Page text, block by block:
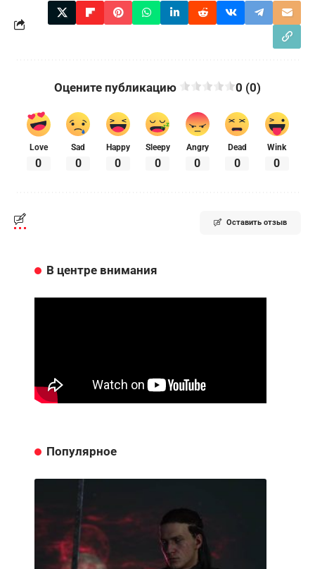
Оцените публикацию 0 (0)
Love
0
Sad
0
Happy
0
Sleepy
0
Angry
0
Dead
0
Wink
0
Оставить отзыв
В центре внимания
Популярное